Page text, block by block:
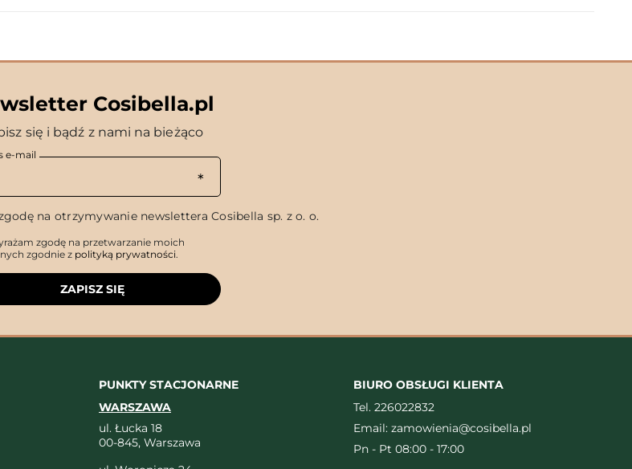
Cosibella.pl
się i bądź z nami na bieżąco
e-mail
na otrzymywanie newslettera Cosibella sp. z o. o.
zgodę na przetwarzanie moich
zgodnie z polityką prywatności.
ZAPISZ SIĘ
PUNKTY STACJONARNE
WARSZAWA
ul. Łucka 18
00-845, Warszawa
BIURO OBSŁUGI KLIENTA
Tel. 226022832
Email: zamowienia@cosibella.pl
Pn - Pt 08:00 - 17:00